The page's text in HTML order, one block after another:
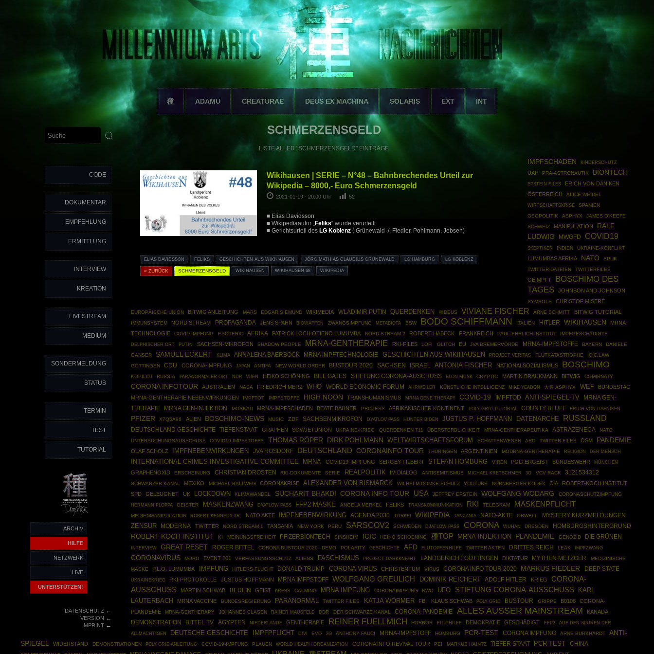
種 ADAMU CREATURAE DEUS EX MACHINA SOLARIS EXT INT
CODE
DOKUMENTAR
EMPFEHLUNG
ERMITTLUNG
INTERVIEW
KREATION
LIVESTREAM
MEDIUM
SONDERMELDUNG
STATUS
TERMIN
TEST
TUTORIAL
ARCHIV
HILFE
NETZWERK
LIVE
UNTERSTÜTZEN!
DATENSCHUTZ←
VERSION ←
IMPRINT←
SCHMERZENSGELD
LISTE ALLER "SCHMERZENSGELD" EINTRÄGE
Wikihausen | SERIE – N°48 – Bahnbrechendes Urteil zur
Wikipedia – 8000,- Euro Schmerzensgeld
2021-01-19 - 20:00 Uhr 52
■ Elias Davidsson
■ Wikipediaautor „Feliks“ wurde verurteilt
■ Gerichtsurteil des LG Koblenz( Grünewald ./. Fiedler, Pohlmann, Jebsen)
ELIAS DAVIDSSON FELIKS GESCHICHTEN AUS WIKIHAUSEN JÖRG MATHIAS CLAUDIUS GRÜNEWALD LG HAMBURG LG KOBLENZ
« ZURÜCK SCHMERZENSGELD WIKIHAUSEN WIKIHAUSEN 48 WIKIPEDIA
IMPFSCHADEN KINDERSCHUTZ
UAP PRÄ-ASTRONAUTIK BIONTECH
EPSTEIN FILES
ERICH VON DÄNIKEN
ÖSTERREICH
ALICE WEIDEL
WIRTSCHAFTSKRISE
SPANIEN
GEOPOLITIK
ASPHYX
JAMES O'KEEFE
SCHWEIZ
MANIPULATION
RALF
LUDWIG
MWGFD COVID19
SKEPTIKER INDIEN UKRAINE-KONFLIKT
LUMUMBAS AFRIKA NATO
SPUK
TWITTER-DATEIEN
TWITTERFILES
GEIMPFT
BOSCHIMO DES
TAGES
JOHNSON AND JOHNSON
SYMBOLS CHRISTOF MISERÉ
EUROPÄISCHE UNION BITWIG ANLEITUNG MARS EDGAR SIEMUND WIKIMEDIA WLADIMIR PUTIN QUERDENKEN 種DEUS VIVIANE FISCHER ARNE SCHMITT BITWIG TUTORIAL
IMMUNSYSTEM NORD STREAM PROPAGANDA JENS SPAHN BIOWAFFEN ZWANGSIMPFUNG METABIOTA BSW BODO SCHIFFMANN ITALIEN HITLER WIKIHAUSEN
MRNA-
TECHNOLOGIE
COVID-IMPFUNG ESOTERIC AFRIKA PATRICK LOCH OTIENO LUMUMBA NORD STREAM 2 ROBERT HABECK FRANKREICH PAUL-EHRLICH INSTITUT IMPFGESCHÄDIGTE
DELPHISCHER ORT PUTIN SACHSEN-MIKROFON SHADOW PEOPLE MRNA-GENTHERAPIE RKI-FILES LOFI GLITCH EU JVA BREMERVÖRDE MRNA-IMPFSTOFFE BAYERN
DANIELE
GANSER
SAMUEL ECKERT KLIMA ANNALENA BAERBOCK MRNA IMPFTECHNOLOGIE GESCHICHTEN AUS WIKIHAUSEN PROJECT VERITAS FLUTKATASTROPHE
ICIC.LAW
GÖTTINGEN
CDU CORONA-IMPFUNG JAPAN ANTIFA NEW WORLD ORDER BUSTOUR 2020 SACHSEN ISRAEL ANTONIA FISCHER NATIONALSOZIALISMUS BOSCHIMO
KOPILOT RUSSIA PARANORMALER ORT NDR WIEN HEIKO SCHÖNING BILL GATES STIFTUNG CORONA-AUSCHUSS ELON MUSK CRYPTIC MARTIN BRAUKMANN BITWIG COMIRNATY
CORONA INFOTOUR AUSTRALIEN NASA FRIEDRICH MERZ WHO WORLD ECONOMIC FORUM AHRWEILER KÜNSTLICHE INTELLIGENZ MIKE YEADON 大名 ASPHYX WEF
BUNDESTAG
MRNA-GENTHERAPIE NEBENWIRKUNGEN
IMPFTOT IMPFSTOFFE HIGH NOON TRANSHUMANISMUS MRNA GENE THERAPY COVID-19 IMPFTOD ANTI-SPIEGEL-TV
MRNA GEN-
THERAPIE
MRNA GEN-INJEKTION MOSKAU MRNA-IMPFSCHADEN BEATE BAHNER PROZESS AFRIKANISCHER KONTINENT POLY GRID TUTORIAL COUNTY BLUFF ERICH VON DAENIKEN
PFIZER X7Q5A96 ALIEN BOSCHIMO-NEWS MUSIC ZDF SACHSENMIKROFON DYATLOV PASS HUNTER BIDEN JUSTUS P. HOFFMANN DATENARCHE RUSSLAND
DEUTSCHLAND GESCHICHTE TIEFENSTAAT GRAPHEN SOWJETUNION UKRAINE-KRIEG QUERDENKEN 711 ÜBERSTERBLICHKEIT MRNA-GENTHERAPEUTIKA ASTRAZENECA
NATO
UNTERSUCHUNGSAUSSCHUSS
COVID19-IMPFSTOFFE THOMAS RÖPER DIRK POHLMANN WELTWIRTSCHAFTSFORUM SCHATTENWESEN ARD TWITTER-FILES OSM PANDEMIE
OLAF SCHOLZ IMPFNEBENWIRKUNGEN JVA ROSDORF DEUTSCHLAND CORONAINFO TOUR THÜRINGEN ARGENTINIEN MODRNA-GENTHERAPIE RELIGION DER MENSCH
INTERNATIONAL CRIMES INVESTIGATIVE COMMITTEE MRNA COVID19-IMPFUNG SERGEY FILBERT STEFAN HOMBURG VIREN POLTERGEIST BUNDESWEHR MÜNCHEN
GRAPHENOXID ERSCHEINUNG CHRISTIAN DROSTEN RKI-DOKUMENTE SERIE REALPOLITIK IM DIALOG ANTISEMITISMUS MICHAEL KRETSCHMER 3G VCV RACK 3121534312
SCHWARZER KANAL MEXIKO MICHAEL BALLWEG CORONAKRISE ALEXANDER VON BISMARCK WILHELM DOMKE-SCHULZ YOUTUBE NÜRNBERGER KODEX CIA
ROBERT-KOCH INSTITUT
SPD
GELEUGNET UK LOCKDOWN KLIMAWANDEL SUCHARIT BHAKDI CORONA INFO TOUR USA JEFFREY EPSTEIN WOLFGANG WODARG
CORONASCHUTZIMPFUNG
HERMANN PLOPPA
GEISTER MASKENZWANG DYATLOW PASS FFP2 MASKE ANGELA MERKEL FELIKS TRANSKOMMUNIKATION RKI TELEGRAM MASKENPFLICHT
MEDIENMANIPULATION ROBERT KENNEDY JR. NATO AKTE IMPFNEBENWIRKUNG AGENDA 2030 TÜRKEI WIKIPEDIA TANZANIA NATO-AKTE ORWELL MYSTERY KURZMELDUNGEN
ZENSUR MODERNA TWITTER NORD STREAM 1 TANSANIA NEW YORK PERU SARSCOV2 SCHWEDEN DJATLOW PASS CORONA WUHAN DRESDEN HOMBURGSHINTERGRUND
ROBERT KOCH-INSTITUT KI MEINUNGSFREIHEIT PFIZERBIONTECH SINSHEIM ICIC HEIKO SCHOENING 種TOP MRNA-INJEKTION PLANDEMIE GENOZID DIE GRÜNEN
INTERVIEW GREAT RESET ROGER BITTEL CORONA BUSTOUR 2020 DEMO POLARITY GESCHICHTE AFD FLUTOPFERHILFE TWITTER AKTEN DRITTES REICH LEAK IMPFZWANG
CORONAVIRUS MORD EVENT 201 VERFASSUNGSSCHUTZ ALIENS FASCHISMUS PROJECT DARKKNIGHT LANDGERICHT GÖTTINGEN DIKTATUR MYTHEN METZGER
MEDIZINISCHE
MASKE
P.L.O. LUMUMBA IMPFUNG HITLERS FLUCHT DONALD TRUMP CORONA VIRUS CHRISTENTUM VIRUS CORONA INFO TOUR 2020 MARKUS FIEDLER DEEP STATE
UKRAINEKRIEG RKI-PROTOKOLLE JUSTUS HOFFMANN MRNA IMFPSTOFF WOLFGANG GREULICH DOMINIK REICHERT ADOLF HITLER KRIEG
CORONA-
AUSSCHUSS
MARTIN SCHWAB BERLIN GEIST KREBS CALMING MRNA IMPFUNG CORONAIMPFUNG NWO UFO STIFTUNG CORONA-AUSSCHUSS
KARL
LAUTERBACH
MRNA VACCINE BUNDESREGIERUNG PARANORMAL TWITTER FILES KATJA WÖRMER FBI KLAUS SCHWAB POLY GRID BUSTOUR GRIPPE B0108
CORONA-
PLANDEMIE
MRNA-GENTHERAPY JOHANNES CLASEN RAINER MAUSFELD DDR DER SCHWARZE KANAL CORONA-PANDEMIE ALLES AUSSER MAINSTREAM KANADA
DEMONSTRATION BITTEL TV ÄGYPTEN NIEDERLANDE GENTHERAPIE REINER FUELLMICH HORROR FLUTHILFE DEMOKRATIE GESCHÄDIGT FFP2 AUF DEN SPUREN DER
ALLMÄCHTIGEN DEUTSCHE GESCHICHTE IMPFPFLICHT DIVI EVD 2G ANTHONY FAUCI MRNA-IMPFSTOFF HOMBURG PCR-TEST CORONA IMPFUNG ARNE BURKHARDT
ANTI-
SPIEGEL
WIDERSTAND DEMONSTRATIONEN POLY GRID ANLEITUNG COVID-19-IMPFUNG PLAUEN WORLD HEALTH ORGANIZATION CORONA INFO REVIVAL TOUR PEI MARKUS HAINTZ TIEFER STAAT PCR TEST CHINA